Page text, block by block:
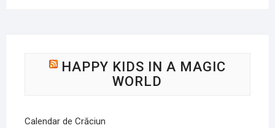
HAPPY KIDS IN A MAGIC
WORLD
Calendar de Crăciun